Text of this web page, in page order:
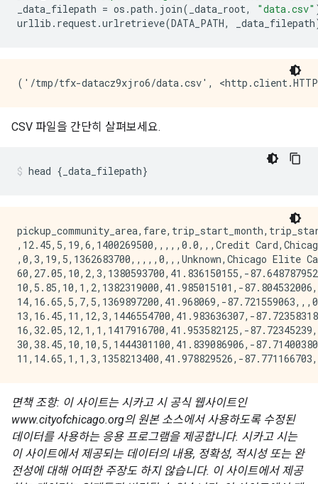
_data_filepath = os .path . join( _data_root, "data.csv"
urllib . request.urlretrieve(DATA_PATH, _data_filepath
CSV 파일을 간단히 살펴보세요.
head { _data_filepath}
,12.45,5,19,6,1400269500,,,,,0.0,,,Credit
,0,3,19,5,1362683700,,,,,0,,,Unknown,Chicago Elite
60,27.05,10,2,3,1380593700,41.836150155,-
10,5.85,10,1,2,1382319000,41.985015101,-
14,16.65,5,7,5,1369897200,41.968069,-
13,16.45,11,12,3,1446554700,41.983636307,-
16,32.05,12,1,1,1417916700,41.953582125,-
30,38.45,10,10,5,1444301100,41.839086906,-
면책 조항: 이 사이트는 시카고 시 공식 웹사이트인
www.cityofchicago.org의 원본 ​​소스에서 사용하도록 수정된
데이터를 사용하는 응용 프로그램을 제공합니다. 시카고 시는
이 사이트에서 제공되는 데이터의 내용, 정확성, 적시성 또는 완
전성에 대해 어떠한 주장도 하지 않습니다. 이 사이트에서 제공